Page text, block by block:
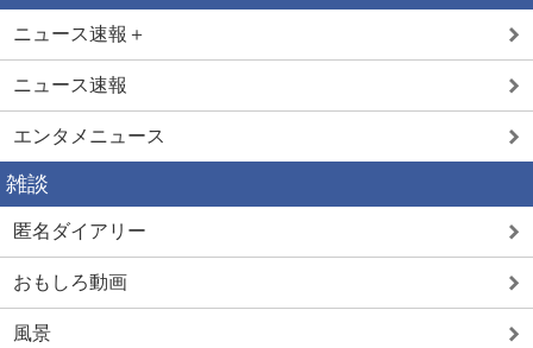
ニュース速報＋
ニュース速報
エンタメニュース
雑談
匿名ダイアリー
おもしろ動画
風景